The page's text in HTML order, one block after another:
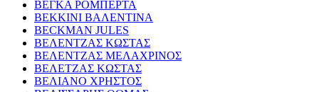
ΒΕΓΚΑ ΡΟΜΠΕΡΤΑ
ΒΕΚΚΙΝΙ ΒΑΛΕΝΤΙΝΑ
BECKMAN JULES
ΒΕΛΕΝΤΖΑΣ ΚΩΣΤΑΣ
ΒΕΛΕΝΤΖΑΣ ΜΕΛΑΧΡΙΝΟΣ
ΒΕΛΕΤΖΑΣ ΚΩΣΤΑΣ
ΒΕΛΙΑΝΟ ΧΡΗΣΤΟΣ